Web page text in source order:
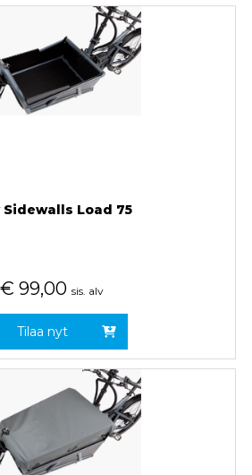
Sidewalls Load 75
€ 99,00 sis. alv
Tilaa nyt